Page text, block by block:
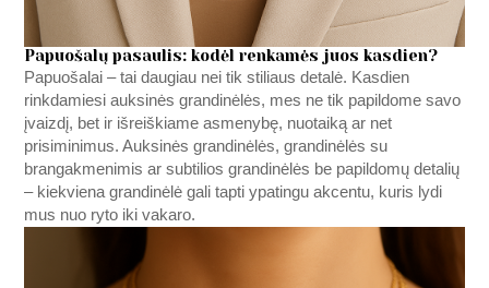
Papuošalų pasaulis: kodėl renkamės juos kasdien?
Papuošalai – tai daugiau nei tik stiliaus detalė. Kasdien
rinkdamiesi auksinės grandinėlės, mes ne tik papildome savo
įvaizdį, bet ir išreiškiame asmenybę, nuotaiką ar net
prisiminimus. Auksinės grandinėlės, grandinėlės su
brangakmenimis ar subtilios grandinėlės be papildomų detalių
– kiekviena grandinėlė gali tapti ypatingu akcentu, kuris lydi
mus nuo ryto iki vakaro.